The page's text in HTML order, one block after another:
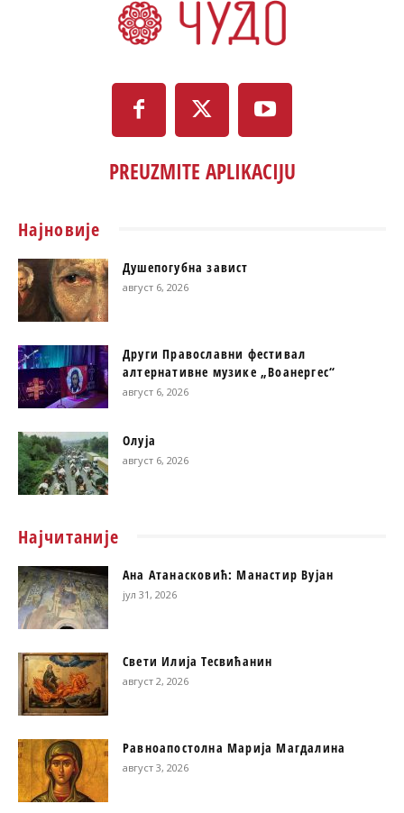
PREUZMITE APLIKACIJU
Најновије
Душепогубна завист
август 6, 2026
Други Православни фестивал
алтернативне музике „Воанергес“
август 6, 2026
Олуја
август 6, 2026
Најчитаније
Ана Атанасковић: Манастир Вујан
јул 31, 2026
Свети Илија Тесвићанин
август 2, 2026
Равноапостолна Марија Магдалина
август 3, 2026